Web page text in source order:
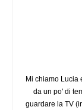
Mi chiamo Lucia
da un po' di
guardare la TV